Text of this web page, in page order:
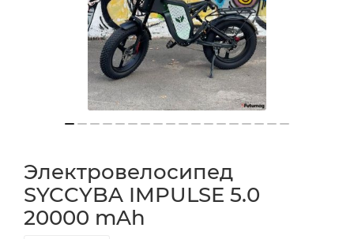
Электровелосипед
SYCCYBA IMPULSE 5.0
20000 mAh